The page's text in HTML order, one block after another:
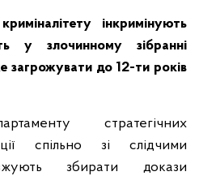
інкримінують
у злочинному зібранні
загрожувати до 12-ти років
стратегічних
спільно зі слідчими
збирати докази